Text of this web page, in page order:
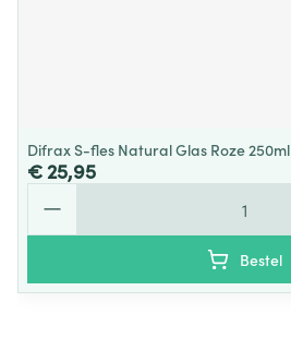
Difrax S-fles Natural Glas Roze 250ml
€ 25,95
Bestel